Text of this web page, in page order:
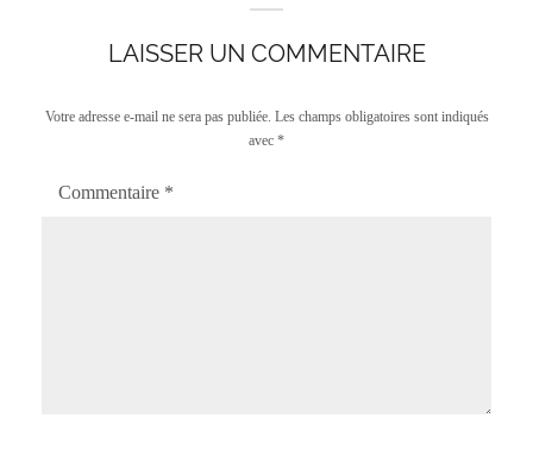
LAISSER UN COMMENTAIRE
Votre adresse e-mail ne sera pas publiée. Les champs obligatoires sont indiqués
avec *
Commentaire *